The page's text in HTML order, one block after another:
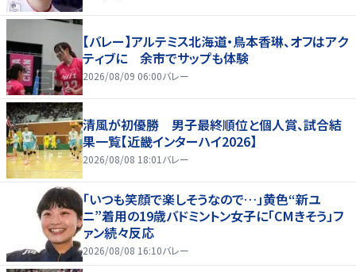
【バレー】アルテミス北海道・鳥本香琳、オフはアク
ティブに 余市でサップも体験
2026/08/09 06:00バレー
清風が初優勝 男子最終順位と個人賞、試合結
果一覧【近畿インターハイ2026】
2026/08/08 18:01 バレー
「いつも笑顔で楽しそうなので…」黄色“新ユ
ニ”着用の19歳バドミントン女子に「CMきそう」フ
ァン続々反応
2026/08/08 16:10バレー